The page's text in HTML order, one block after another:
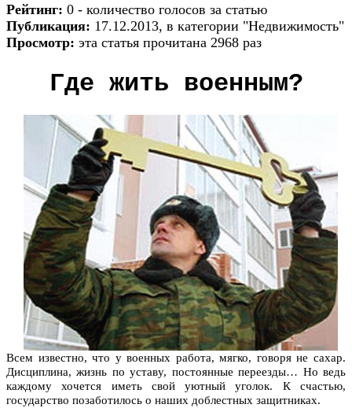
Рейтинг: 0 - количество голосов за статью
Публикация: 17.12.2013, в категории "Недвижимость"
Просмотр: эта статья прочитана 2968 раз
Где жить военным?
Всем известно, что у военных работа, мягко, говоря не сахар.
Дисциплина, жизнь по уставу, постоянные переезды… Но ведь
каждому хочется иметь свой уютный уголок. К счастью,
государство позаботилось о наших доблестных защитниках.